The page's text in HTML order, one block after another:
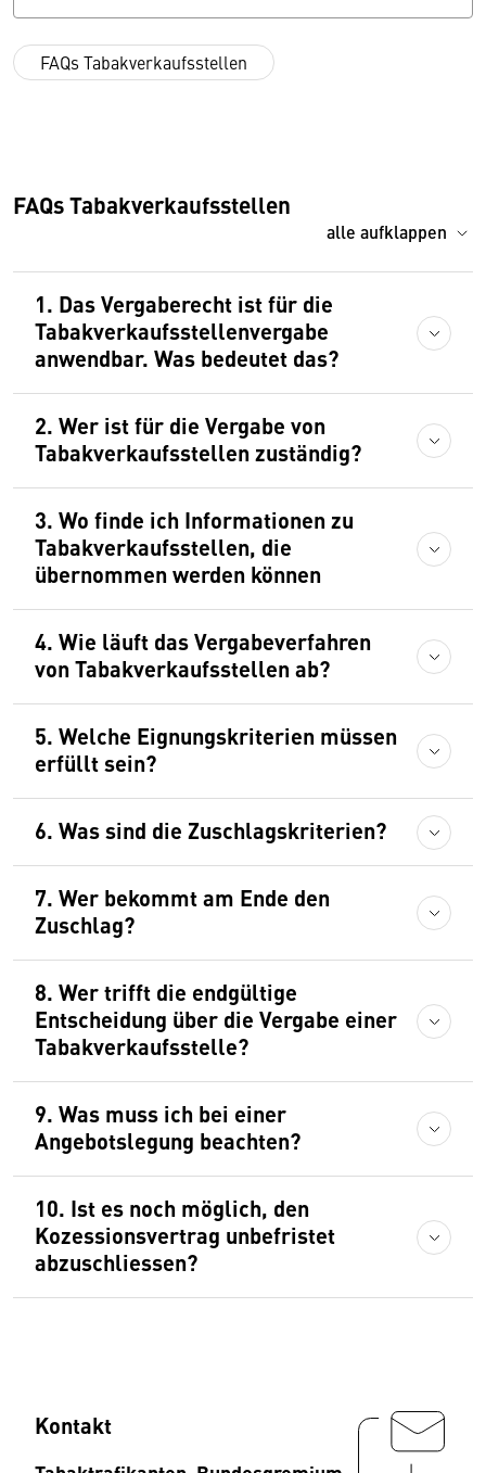
FAQs Tabakverkaufsstellen
FAQs Tabakverkaufsstellen
alle aufklappen
1. Das Vergaberecht ist für die
Tabakverkaufsstellenvergabe
anwendbar. Was bedeutet das?
2. Wer ist für die Vergabe von
Tabakverkaufsstellen zuständig?
3. Wo finde ich Informationen zu
Tabakverkaufsstellen, die
übernommen werden können
4. Wie läuft das Vergabeverfahren
von Tabakverkaufsstellen ab?
5. Welche Eignungskriterien müssen
erfüllt sein?
6. Was sind die Zuschlagskriterien?
7. Wer bekommt am Ende den
Zuschlag?
8. Wer trifft die endgültige
Entscheidung über die Vergabe einer
Tabakverkaufsstelle?
9. Was muss ich bei einer
Angebotslegung beachten?
10. Ist es noch möglich, den
Kozessionsvertrag unbefristet
abzuschliessen?
Kontakt